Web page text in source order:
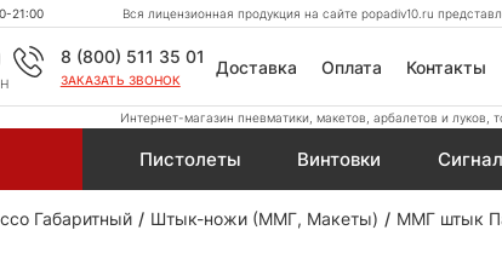
21:00 Вся лицензионная продукция на сайте popadiv10.ru
8 (800) 511 35 01
ЗАКАЗАТЬ ЗВОНОК
Доставка Оплата Контакты
Интернет-магазин пневматики, макетов, арбалетов и
Пистолеты Винтовки
Габаритный Штык-ножи (ММГ, Макеты) ММГ штык